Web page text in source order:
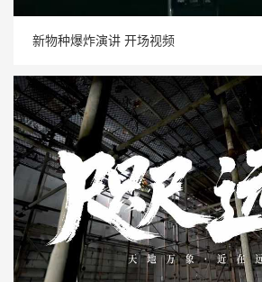
新物种爆炸演讲 开场视频
新物种爆炸演讲 开场视频